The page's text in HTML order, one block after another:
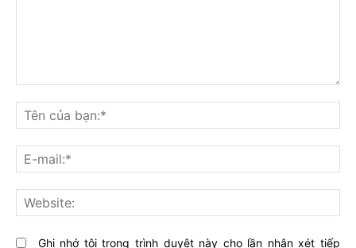
nghĩ
gì
về
bài
viết
này?
Ghi nhớ tôi trong trình duyệt này cho lần nhận xét tiếp